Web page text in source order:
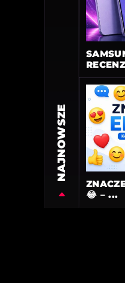
NAJNOWSZE
😂 – ...